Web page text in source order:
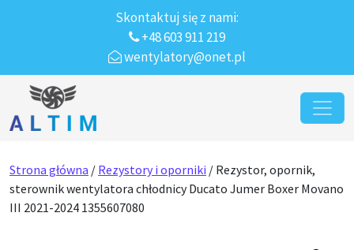
Skontaktuj się z nami:
+48 603 911 219
wentylatory@onet.pl
Przejdź do treści
Main Navigation
Strona główna / Rezystory i oporniki / Rezystor, opornik,
sterownik wentylatora chłodnicy Ducato Jumer Boxer Movano
III 2021-2024 1355607080